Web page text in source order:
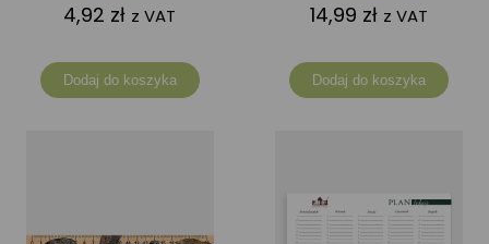
4,92 zł z VAT
Dodaj do koszyka
14,99 zł z VAT
Dodaj do koszyka